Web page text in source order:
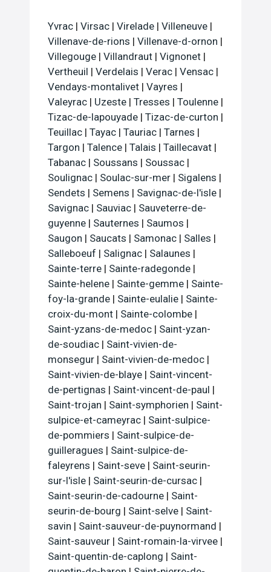
Yvrac | Virsac | Virelade | Villeneuve |
Villenave-de-rions | Villenave-d-ornon |
Villegouge | Villandraut | Vignonet |
Vertheuil | Verdelais | Verac | Vensac |
Vendays-montalivet | Vayres |
Valeyrac | Uzeste | Tresses | Toulenne |
Tizac-de-lapouyade | Tizac-de-curton |
Teuillac | Tayac | Tauriac | Tarnes |
Targon | Talence | Talais | Taillecavat |
Tabanac | Soussans | Soussac |
Soulignac | Soulac-sur-mer | Sigalens |
Sendets | Semens | Savignac-de-l'isle |
Savignac | Sauviac | Sauveterre-de-
guyenne | Sauternes | Saumos |
Saugon | Saucats | Samonac | Salles |
Salleboeuf | Salignac | Salaunes |
Sainte-terre | Sainte-radegonde |
Sainte-helene | Sainte-gemme | Sainte-
foy-la-grande | Sainte-eulalie | Sainte-
croix-du-mont | Sainte-colombe |
Saint-yzans-de-medoc | Saint-yzan-
de-soudiac | Saint-vivien-de-
monsegur | Saint-vivien-de-medoc |
Saint-vivien-de-blaye | Saint-vincent-
de-pertignas | Saint-vincent-de-paul |
Saint-trojan | Saint-symphorien | Saint-
sulpice-et-cameyrac | Saint-sulpice-
de-pommiers | Saint-sulpice-de-
guilleragues | Saint-sulpice-de-
faleyrens | Saint-seve | Saint-seurin-
sur-l'isle | Saint-seurin-de-cursac |
Saint-seurin-de-cadourne | Saint-
seurin-de-bourg | Saint-selve | Saint-
savin | Saint-sauveur-de-puynormand |
Saint-sauveur | Saint-romain-la-virvee |
Saint-quentin-de-caplong | Saint-